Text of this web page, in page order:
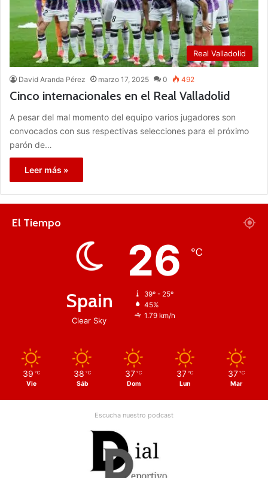
Real Valladolid
David Aranda Pérez marzo 17, 2025 0 492
Cinco internacionales en el Real Valladolid
A pesar del mal momento del equipo varios jugadores son
convocados con sus respectivas selecciones para el próximo
parón de…
Leer más »
El Tiempo
Spain
Clear Sky
26 ℃
39º - 25º
45%
1.79 km/h
39 ℃
Vie
38 ℃
Sáb
37 ℃
Dom
37 ℃
Lun
37 ℃
Mar
Escucha nuestro podcast